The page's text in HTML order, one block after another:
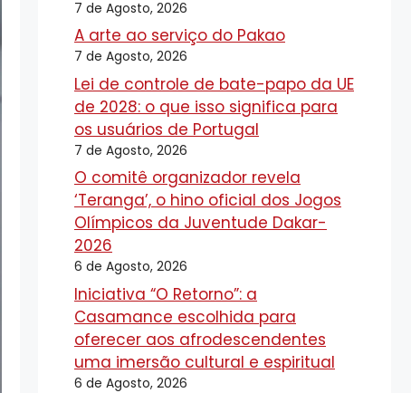
7 de Agosto, 2026
A arte ao serviço do Pakao
7 de Agosto, 2026
Lei de controle de bate-papo da UE
de 2028: o que isso significa para
os usuários de Portugal
7 de Agosto, 2026
O comitê organizador revela
‘Teranga’, o hino oficial dos Jogos
Olímpicos da Juventude Dakar-
2026
6 de Agosto, 2026
Iniciativa “O Retorno”: a
Casamance escolhida para
oferecer aos afrodescendentes
uma imersão cultural e espiritual
6 de Agosto, 2026